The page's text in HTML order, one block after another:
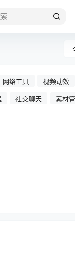
网络工具 视频动效
社交聊天 素材